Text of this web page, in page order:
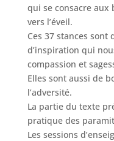
qui se consacre aux
vers l’éveil.
Ces 37 stances sont
d’inspiration qui
compassion et
Elles sont aussi de
l’adversité.
La partie du texte
pratique des
Les sessions